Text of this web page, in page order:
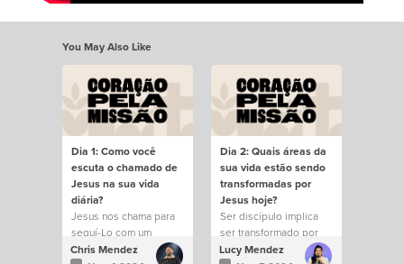
You May Also Like
Dia 1: Como você
escuta o chamado de
Jesus na sua vida
diária?
Jesus nos chama para
seguí-Lo com um
propósito.
Chris Mendez
Dia 2: Quais áreas da
sua vida estão sendo
transformadas por
Jesus hoje?
Ser discípulo implica
ser transformado por
Cristo.
Lucy Mendez